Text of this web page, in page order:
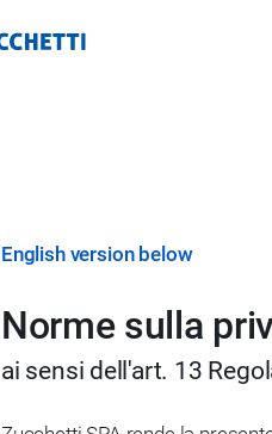
English version below
Norme sulla
ai sensi dell'art. 13